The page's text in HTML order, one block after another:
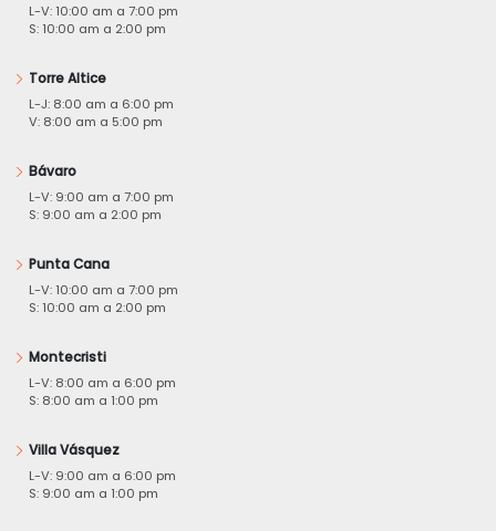
L-V: 10:00 am a 7:00 pm
S: 10:00 am a 2:00 pm
Torre Altice
L-J: 8:00 am a 6:00 pm
V: 8:00 am a 5:00 pm
Bávaro
L-V: 9:00 am a 7:00 pm
S: 9:00 am a 2:00 pm
Punta Cana
L-V: 10:00 am a 7:00 pm
S: 10:00 am a 2:00 pm
Montecristi
L-V: 8:00 am a 6:00 pm
S: 8:00 am a 1:00 pm
Villa Vásquez
L-V: 9:00 am a 6:00 pm
S: 9:00 am a 1:00 pm